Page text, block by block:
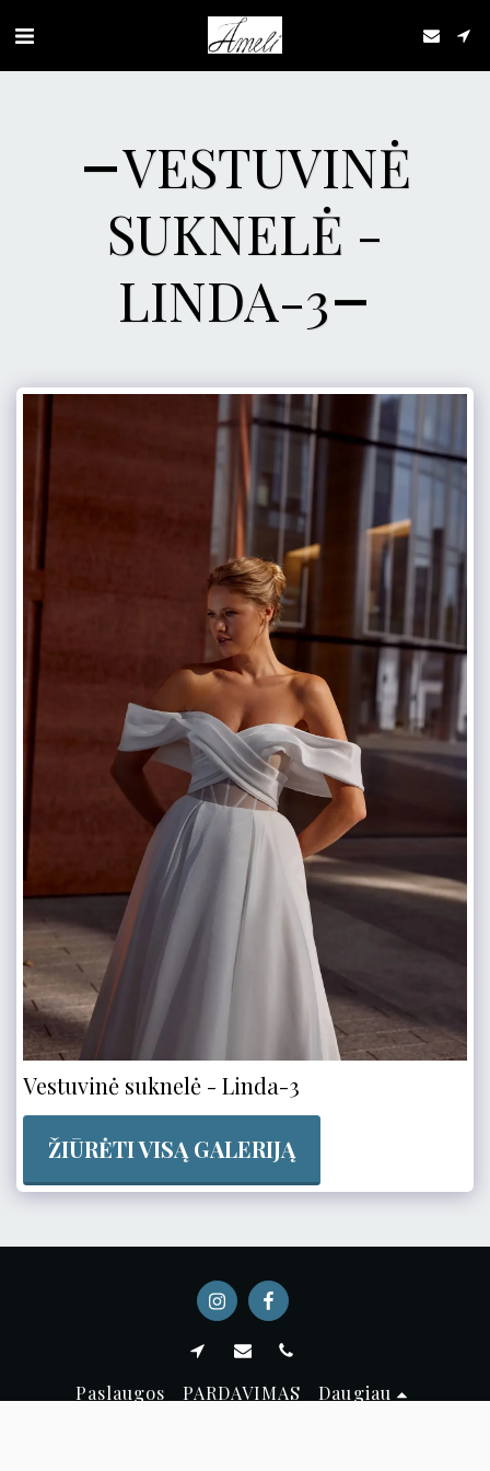
VESTUVINĖ
SUKNELĖ -
LINDA-3
Vestuvinė suknelė - Linda-3
ŽIŪRĖTI VISĄ GALERIJĄ
Paslaugos PARDAVIMAS
Daugiau